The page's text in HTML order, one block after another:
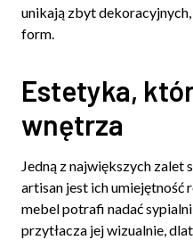
unikają zbyt
form.
Estetyka,
wnętrza
Jedną z największych zalet
artisan jest ich umiejętność
mebel potrafi nadać
przytłacza jej wizualnie,